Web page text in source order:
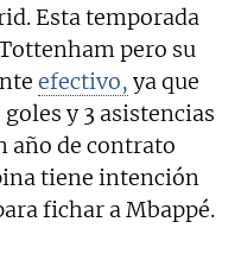
Esta temporada
pero su
efectivo, ya que
y 3 asistencias
año de contrato
tiene intención
fichar a Mbappé.